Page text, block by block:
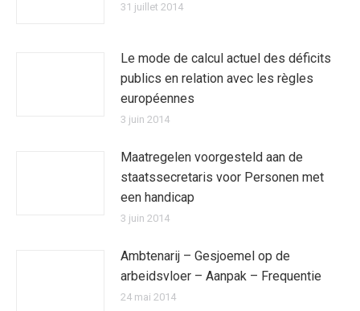
31 juillet 2014
Le mode de calcul actuel des déficits
publics en relation avec les règles
européennes
3 juin 2014
Maatregelen voorgesteld aan de
staatssecretaris voor Personen met
een handicap
3 juin 2014
Ambtenarij – Gesjoemel op de
arbeidsvloer – Aanpak – Frequentie
24 mai 2014